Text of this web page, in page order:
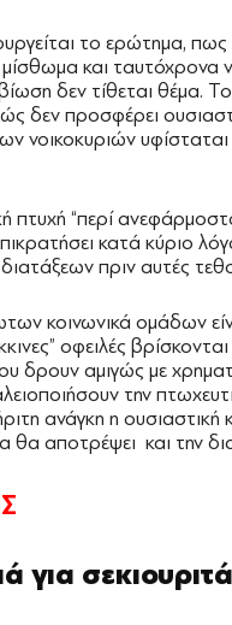
το ερώτημα,
και ταυτόχρονα
δεν τίθεται θέμα.
δεν προσφέρει
νοικοκυριών
πτυχή “περί
κατά κύριο
πριν αυτές
κοινωνικά ομάδων
οφειλές
δρουν αμιγώς με
την
ανάγκη η
αποτρέψει και την
για